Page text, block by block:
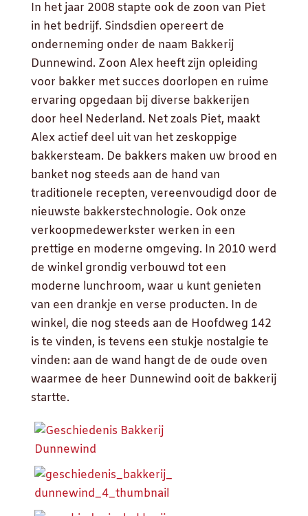
In het jaar 2008 stapte ook de zoon van Piet
in het bedrijf. Sindsdien opereert de
onderneming onder de naam Bakkerij
Dunnewind. Zoon Alex heeft zijn opleiding
voor bakker met succes doorlopen en ruime
ervaring opgedaan bij diverse bakkerijen
door heel Nederland. Net zoals Piet, maakt
Alex actief deel uit van het zeskoppige
bakkersteam. De bakkers maken uw brood en
banket nog steeds aan de hand van
traditionele recepten, vereenvoudigd door de
nieuwste bakkerstechnologie. Ook onze
verkoopmedewerkster werken in een
prettige en moderne omgeving. In 2010 werd
de winkel grondig verbouwd tot een
moderne lunchroom, waar u kunt genieten
van een drankje en verse producten. In de
winkel, die nog steeds aan de Hoofdweg 142
is te vinden, is tevens een stukje nostalgie te
vinden: aan de wand hangt de de oude oven
waarmee de heer Dunnewind ooit de bakkerij
startte.